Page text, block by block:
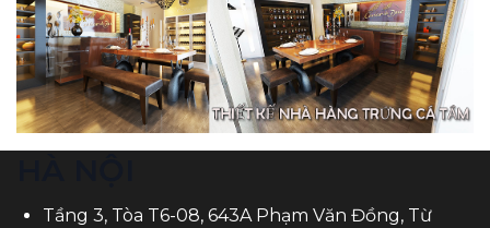
Tầng 3, Tòa T6-08, 643A Phạm Văn Đồng, Từ